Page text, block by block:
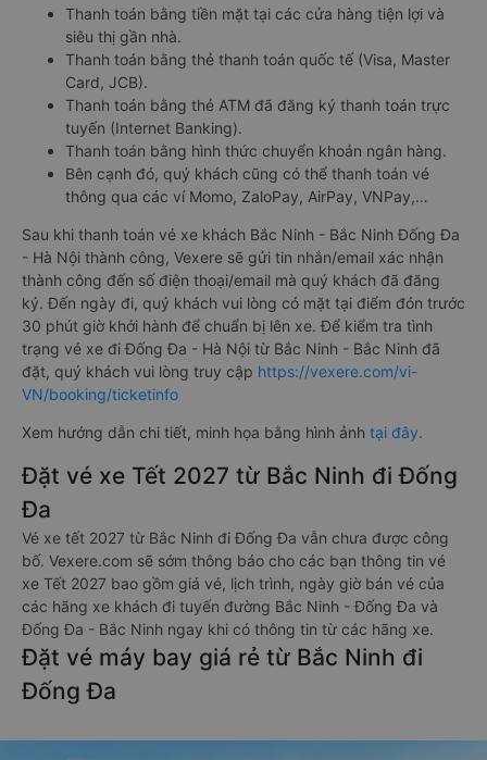
Thanh toán bằng tiền mặt tại các cửa hàng tiện lợi và
siêu thị gần nhà.
Thanh toán bằng thẻ thanh toán quốc tế (Visa, Master
Card, JCB).
Thanh toán bằng thẻ ATM đã đăng ký thanh toán trực
tuyến (Internet Banking).
Thanh toán bằng hình thức chuyển khoản ngân hàng.
Bên cạnh đó, quý khách cũng có thể thanh toán vé
thông qua các ví Momo, ZaloPay, AirPay, VNPay,…
Sau khi thanh toán vé xe khách Bắc Ninh - Bắc Ninh Đống Đa
- Hà Nội thành công, Vexere sẽ gửi tin nhắn/email xác nhận
thành công đến số điện thoại/email mà quý khách đã đăng
ký. Đến ngày đi, quý khách vui lòng có mặt tại điểm đón trước
30 phút giờ khởi hành để chuẩn bị lên xe. Để kiểm tra tình
trạng vé xe đi Đống Đa - Hà Nội từ Bắc Ninh - Bắc Ninh đã
đặt, quý khách vui lòng truy cập https://vexere.com/vi-
VN/booking/ticketinfo
Xem hướng dẫn chi tiết, minh họa bằng hình ảnh tại đây.
Đặt vé xe Tết 2027 từ Bắc Ninh đi Đống
Đa
Vé xe tết 2027 từ Bắc Ninh đi Đống Đa vẫn chưa được công
bố. Vexere.com sẽ sớm thông báo cho các bạn thông tin vé
xe Tết 2027 bao gồm giá vé, lịch trình, ngày giờ bán vé của
các hãng xe khách đi tuyến đường Bắc Ninh - Đống Đa và
Đống Đa - Bắc Ninh ngay khi có thông tin từ các hãng xe.
Đặt vé máy bay giá rẻ từ Bắc Ninh đi
Đống Đa